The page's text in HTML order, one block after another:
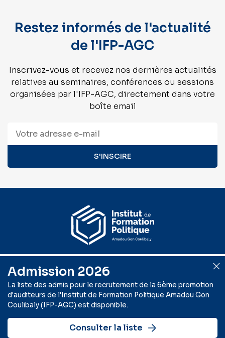
Restez informés de l'actualité
de l'IFP-AGC
Inscrivez-vous et recevez nos dernières actualités
relatives au seminaires, conférences ou sessions
organisées par l'IFP-AGC, directement dans votre
boîte email
Admission 2026
La liste des admis pour le recrutement de la 6ème promotion
d'auditeurs de l'Institut de Formation Politique Amadou Gon
Coulibaly (IFP-AGC) est disponible.
Consulter la liste
Suivez-nous
© 2024 - 2026 IFP-AGC Conception CEEND TECH
Mentions légales Politique de confidentialité